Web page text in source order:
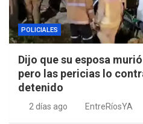
POLICIALES
Dijo que su esposa
pero las pericias lo
detenido
2 días ago EntreRíosYA